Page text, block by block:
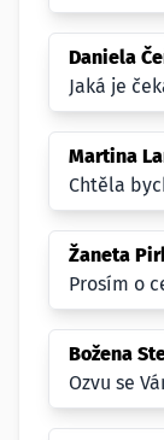
Daniela
Jaká je
Martina
Chtěla
Žaneta
Prosím o
Božena
Ozvu se